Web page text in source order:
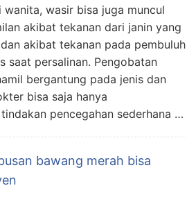
wasir bisa juga muncul
akibat tekanan dari janin yang
akibat tekanan pada pembuluh
saat persalinan. Pengobatan
bergantung pada jenis dan
bisa saja hanya
pencegahan sederhana …
bawang merah bisa